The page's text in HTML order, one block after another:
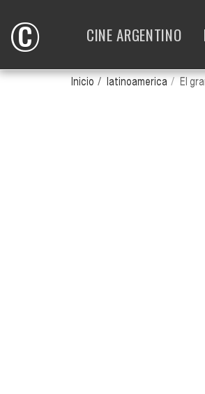
© CINE ARGENTINO
Inicio latinoamerica El